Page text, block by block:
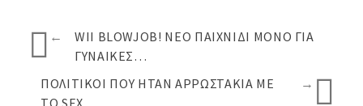
←
WII BLOWJOB! ΝΈΟ ΠΑΙΧΝΊΔΙ ΜΌΝΟ ΓΙΑ
ΓΥΝΑΊΚΕΣ…
ΠΟΛΙΤΙΚΟΊ ΠΟΥ ΉΤΑΝ ΑΡΡΩΣΤΆΚΙΑ ΜΕ
ΤΟ SEX
→